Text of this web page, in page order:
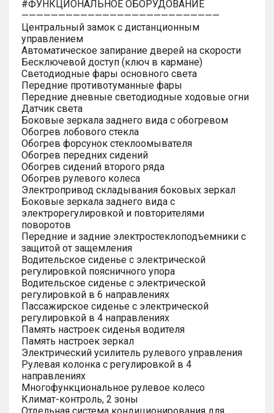
#ФУНКЦИОНАЛЬНОЕ ОБОРУДОВАНИЕ
———————————————————————————
Центральный замок с дистанционным
управлением
Автоматическое запирание дверей на скорости
Бесключевой доступ (ключ в кармане)
Светодиодные фары основного света
Передние противотуманные фары
Передние дневные светодиодные ходовые огни
Датчик света
Боковые зеркала заднего вида с обогревом
Обогрев лобового стекла
Обогрев форсунок стеклоомывателя
Обогрев передних сидений
Обогрев сидений второго ряда
Обогрев рулевого колеса
Электропривод складывания боковых зеркал
Боковые зеркала заднего вида с
электрорегулировкой и повторителями
поворотов
Передние и задние электростеклоподъемники с
защитой от защемления
Водительское сиденье с электрической
регулировкой поясничного упора
Водительское сиденье с электрической
регулировкой в 6 направлениях
Пассажирское сиденье с электрической
регулировкой в 4 направлениях
Память настроек сиденья водителя
Память настроек зеркал
Электрический усилитель рулевого управления
Рулевая колонка с регулировкой в 4
направлениях
Многофункциональное рулевое колесо
Климат-контроль, 2 зоны
Отдельная система кондиционирования для